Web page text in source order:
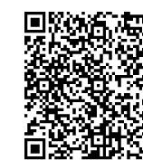
t
o
r
y
ค
ลั
ญ
รี